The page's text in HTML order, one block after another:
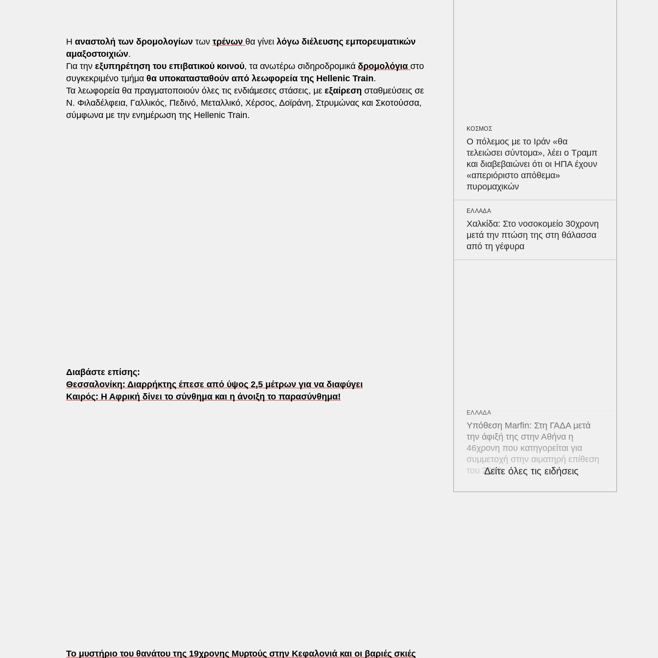
Η αναστολή των δρομολογίων των τρένων θα γίνει λόγω διέλευσης εμπορευματικών
αμαξοστοιχιών.
Για την εξυπηρέτηση του επιβατικού κοινού, τα ανωτέρω σιδηροδρομικά δρομολόγια στο
συγκεκριμένο τμήμα θα υποκατασταθούν από λεωφορεία της Hellenic Train.
Τα λεωφορεία θα πραγματοποιούν όλες τις ενδιάμεσες στάσεις, με εξαίρεση σταθμεύσεις σε
Ν. Φιλαδέλφεια, Γαλλικός, Πεδινό, Μεταλλικό, Χέρσος, Δοϊράνη, Στρυμώνας και Σκοτούσσα,
σύμφωνα με την ενημέρωση της Hellenic Train.
Διαβάστε επίσης:
Θεσσαλονίκη: Διαρρήκτης έπεσε από ύψος 2,5 μέτρων για να διαφύγει
Καιρός: Η Αφρική δίνει το σύνθημα και η άνοιξη το παρασύνθημα!
Το μυστήριο του θανάτου της 19χρονης Μυρτούς στην Κεφαλονιά και οι βαριές σκιές
ΚΟΣΜΟΣ
Ο πόλεμος με το Ιράν «θα
τελειώσει σύντομα», λέει ο Τραμπ
και διαβεβαιώνει ότι οι ΗΠΑ έχουν
«απεριόριστο απόθεμα»
πυρομαχικών
ΕΛΛΑΔΑ
Χαλκίδα: Στο νοσοκομείο 30χρονη
μετά την πτώση της στη θάλασσα
από τη γέφυρα
ΕΛΛΑΔΑ
Υπόθεση Marfin: Στη ΓΑΔΑ μετά
την άφιξή της στην Αθήνα η
46χρονη που κατηγορείται για
συμμετοχή στην αιματηρή επίθεση
του 2010Δείτε όλες τις ειδήσεις